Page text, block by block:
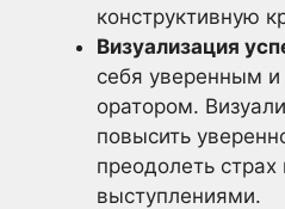
конструктивную
Визуализация
себя уверенным
оратором.
повысить
преодолеть
выступлениями.